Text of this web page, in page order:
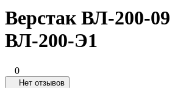
Верстак ВЛ-200-09
ВЛ-200-Э1
0
Нет отзывов